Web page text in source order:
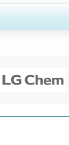
市场分析， 公司
立即定制